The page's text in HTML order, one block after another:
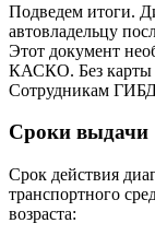
Подведем итоги.
автовладельцу
Этот документ
КАСКО. Без карты
Сотрудникам
Сроки выдачи
Срок действия
транспортного
возраста: